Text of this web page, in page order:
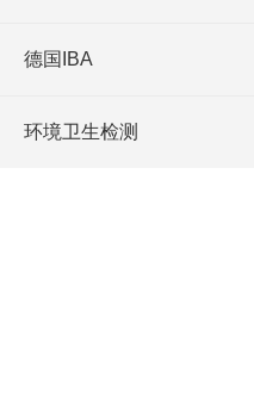
德国IBA
环境卫生检测